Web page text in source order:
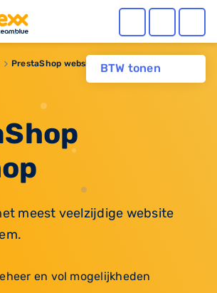
BTW tonen
PrestaShop webshop
meest veelzijdige website
en vol mogelijkheden